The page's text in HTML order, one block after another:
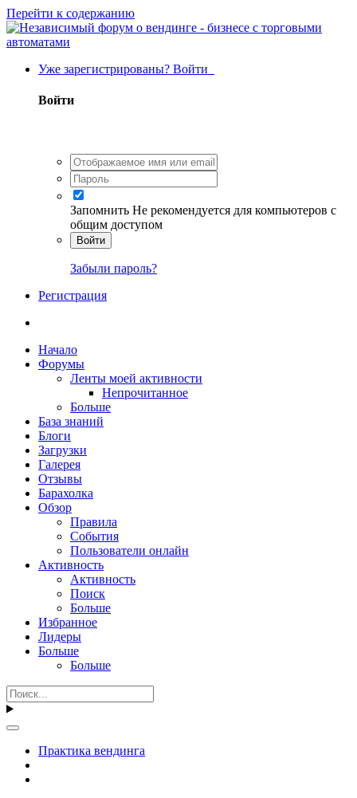
Перейти к содержанию
Уже зарегистрированы? Войти
Войти
Запомнить Не рекомендуется для компьютеров с
общим доступом
Войти
Забыли пароль?
Регистрация
Начало
Форумы
Ленты моей активности
Непрочитанное
Больше
База знаний
Блоги
Загрузки
Галерея
Отзывы
Барахолка
Обзор
Правила
События
Пользователи онлайн
Активность
Активность
Поиск
Больше
Избранное
Лидеры
Больше
Больше
Практика вендинга